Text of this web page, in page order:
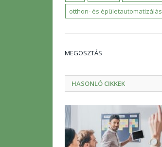
otthon- és épületautomatizálás
MEGOSZTÁS
HASONLÓ CIKKEK